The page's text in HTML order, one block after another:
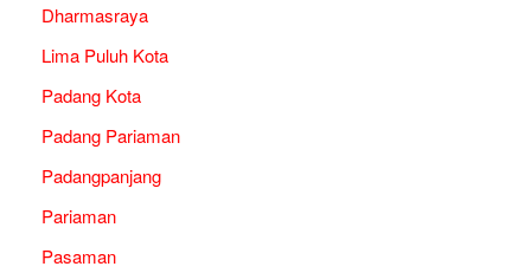
Dharmasraya
Lima Puluh Kota
Padang Kota
Padang Pariaman
Padangpanjang
Pariaman
Pasaman